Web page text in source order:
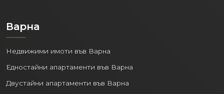
Варна
Недвижими имоти във Варна
Едностайни апартаменти във Варна
Двустайни апартаменти във Варна